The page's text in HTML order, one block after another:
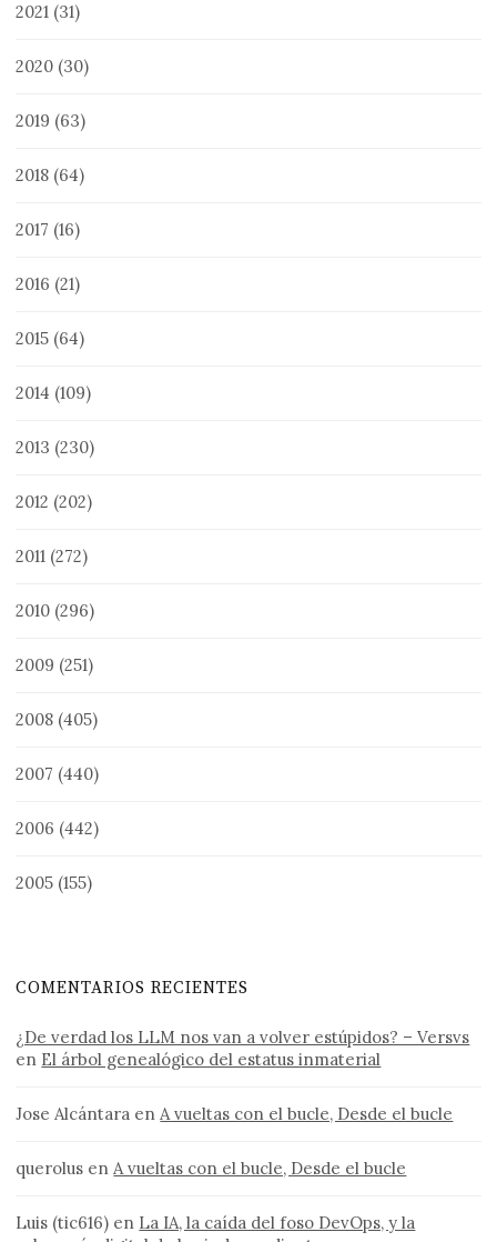
2021 (31)
2020 (30)
2019 (63)
2018 (64)
2017 (16)
2016 (21)
2015 (64)
2014 (109)
2013 (230)
2012 (202)
2011 (272)
2010 (296)
2009 (251)
2008 (405)
2007 (440)
2006 (442)
2005 (155)
COMENTARIOS RECIENTES
¿De verdad los LLM nos van a volver estúpidos? – Versvs
en El árbol genealógico del estatus inmaterial
Jose Alcántara enA vueltas con el bucle, Desde el bucle
querolus enA vueltas con el bucle, Desde el bucle
Luis (tic616) en La IA, la caída del foso DevOps, y la